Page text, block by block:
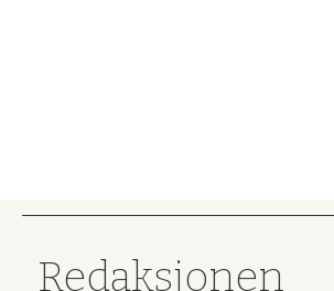
Redaksjonen